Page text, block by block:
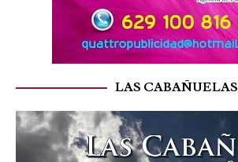
LAS CABAÑUELAS